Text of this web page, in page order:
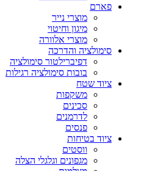
פארם
מוצרי נייר
מיגון וחיטוי
מוצרי אלוורה
סימולציה והדרכה
דפיברילטור סימולציה
בובות סימולציה רגילות
ציוד שטח
משקפות
סכינים
לדרמנים
פנסים
ציוד בטיחות
ווסטים
מגפונים וגלגלי הצלה